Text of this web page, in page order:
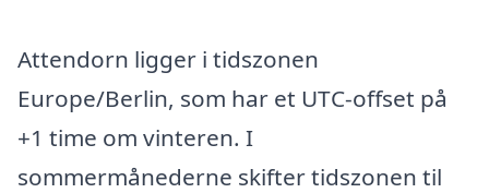
Attendorn ligger i tidszonen
Europe/Berlin, som har et UTC-offset på
+1 time om vinteren. I
sommermånederne skifter tidszonen til